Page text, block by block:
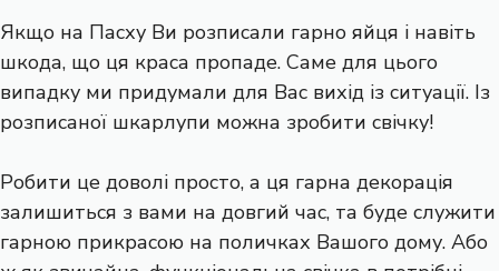
Якщо на Пасху Ви розписали гарно яйця і навіть
шкода, що ця краса пропаде. Саме для цього
випадку ми придумали для Вас вихід із ситуації. Із
розписаної шкарлупи можна зробити свічку!
Робити це доволі просто, а ця гарна декорація
залишиться з вами на довгий час, та буде служити
гарною прикрасою на поличках Вашого дому. Або